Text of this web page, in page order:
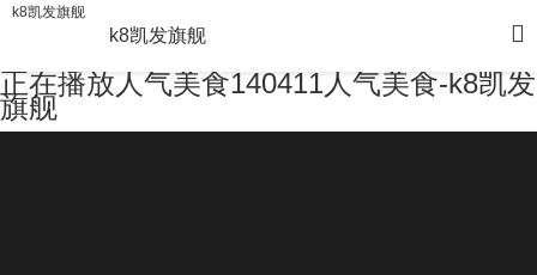
正在播放人气美食140411人气美食-k8凯发
旗舰
k8凯发旗舰
k8凯发旗舰